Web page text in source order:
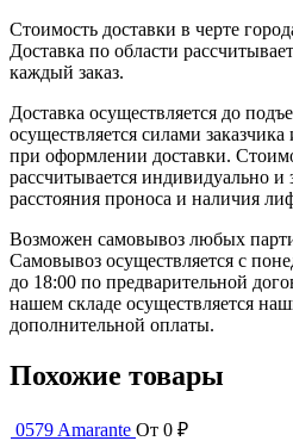
Стоимость доставки в черте
Доставка по области
каждый заказ.
Доставка осуществляется до
осуществляется силами заказчика
при оформлении доставки.
рассчитывается индивидуально и
расстояния проноса и наличия
Возможен самовывоз любых
Самовывоз осуществляется с
до 18:00 по предварительной
нашем складе осуществляется
дополнительной оплаты.
Похожие товары
0579 Amarante От 0 ₽